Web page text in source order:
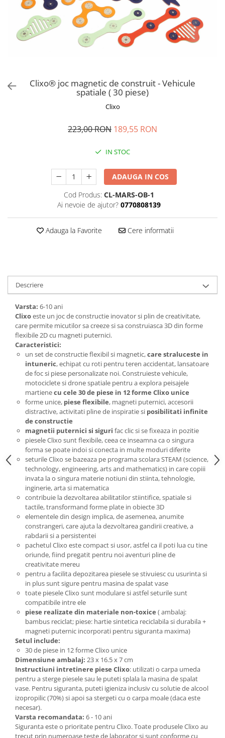
Clixo® joc magnetic de construit - Vehicule
spatiale ( 30 piese)
Clixo
223,00 RON 189,55 RON
IN STOC
ADAUGA IN COS
Cod Produs: CL-MARS-OB-1
Ai nevoie de ajutor? 0770808139
Adauga la Favorite Cere informatii
Descriere
Varsta: 6-10 ani
Clixoeste un joc de constructie inovator si plin de creativitate,
care permite micutilor sa creeze si sa construiasca 3D din forme
flexibile 2D cu magneti puternici.
Caracteristici:
un set de constructie flexibil si magnetic,care straluceste in
intuneric, echipat cu roti pentru teren accidentat, lansatoare
de foc si piese personalizate noi. Construieste vehicule,
motociclete si drone spatiale pentru a explora peisajele
martienecu cele 30 de piese in 12 forme Clixo unice
forme unice, piese flexibile, magneti puternici, accesorii
distractive, activitati pline de inspiratie si posibilitati infinite
de constructie
magnetii puternici si siguri fac clic si se fixeaza in pozitie
piesele Clixo sunt flexibile, ceea ce inseamna ca o singura
forma se poate indoi si conecta in multe moduri diferite
seturile Clixo se bazeaza pe programa scolara STEAM (science,
technology, engineering, arts and mathematics) in care copiii
invata la o singura materie notiuni din stiinta, tehnologie,
inginerie, arta si matematica
contribuie la dezvoltarea abilitatilor stiintifice, spatiale si
tactile, transformand forme plate in obiecte 3D
elementele din design implica, de asemenea, anumite
constrangeri, care ajuta la dezvoltarea gandirii creative, a
rabdarii si a persistentei
pachetul Clixo este compact si usor, astfel ca il poti lua cu tine
oriunde, fiind pregatit pentru noi aventuri pline de
creativitate mereu
pentru a facilita depozitarea piesele se stivuiesc cu usurinta si
in plus sunt sigure pentru masina de spalat vase
toate piesele Clixo sunt modulare si astfel seturile sunt
compatibile intre ele
piese realizate din materiale non-toxice ( ambalaj:
bambus reciclat; piese: hartie sintetica reciclabila si durabila +
magneti puternic incorporati pentru siguranta maxima)
Setul include:
30 de piese in 12 forme Clixo unice
Dimensiune ambalaj: 23 x 16.5 x 7 cm
Instructiuni intretinere piese Clixo: utilizati o carpa umeda
pentru a sterge piesele sau le puteti splala la masina de spalat
vase. Pentru siguranta, puteti igieniza inclusiv cu solutie de alcool
izopropilic (70%) si apoi sa stergeti cu o carpa moale (daca este
necesar).
Varsta recomandata: 6 - 10 ani
Siguranta este o prioritate pentru Clixo. Toate produsele Clixo au
trecut prin numeroase teste de laborator si sunt conforme cu